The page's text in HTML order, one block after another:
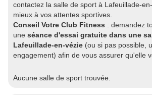
contactez la salle de sport à Lafeuillade-
mieux à vos attentes sportives.
Conseil Votre Club Fitness : demandez
une séance d'essai gratuite dans une
Lafeuillade-en-vézie (ou si pas possible,
engagement) afin de vous assurer qu'elle
Aucune salle de sport trouvée.